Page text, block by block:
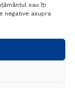
sau îți
negative asupra